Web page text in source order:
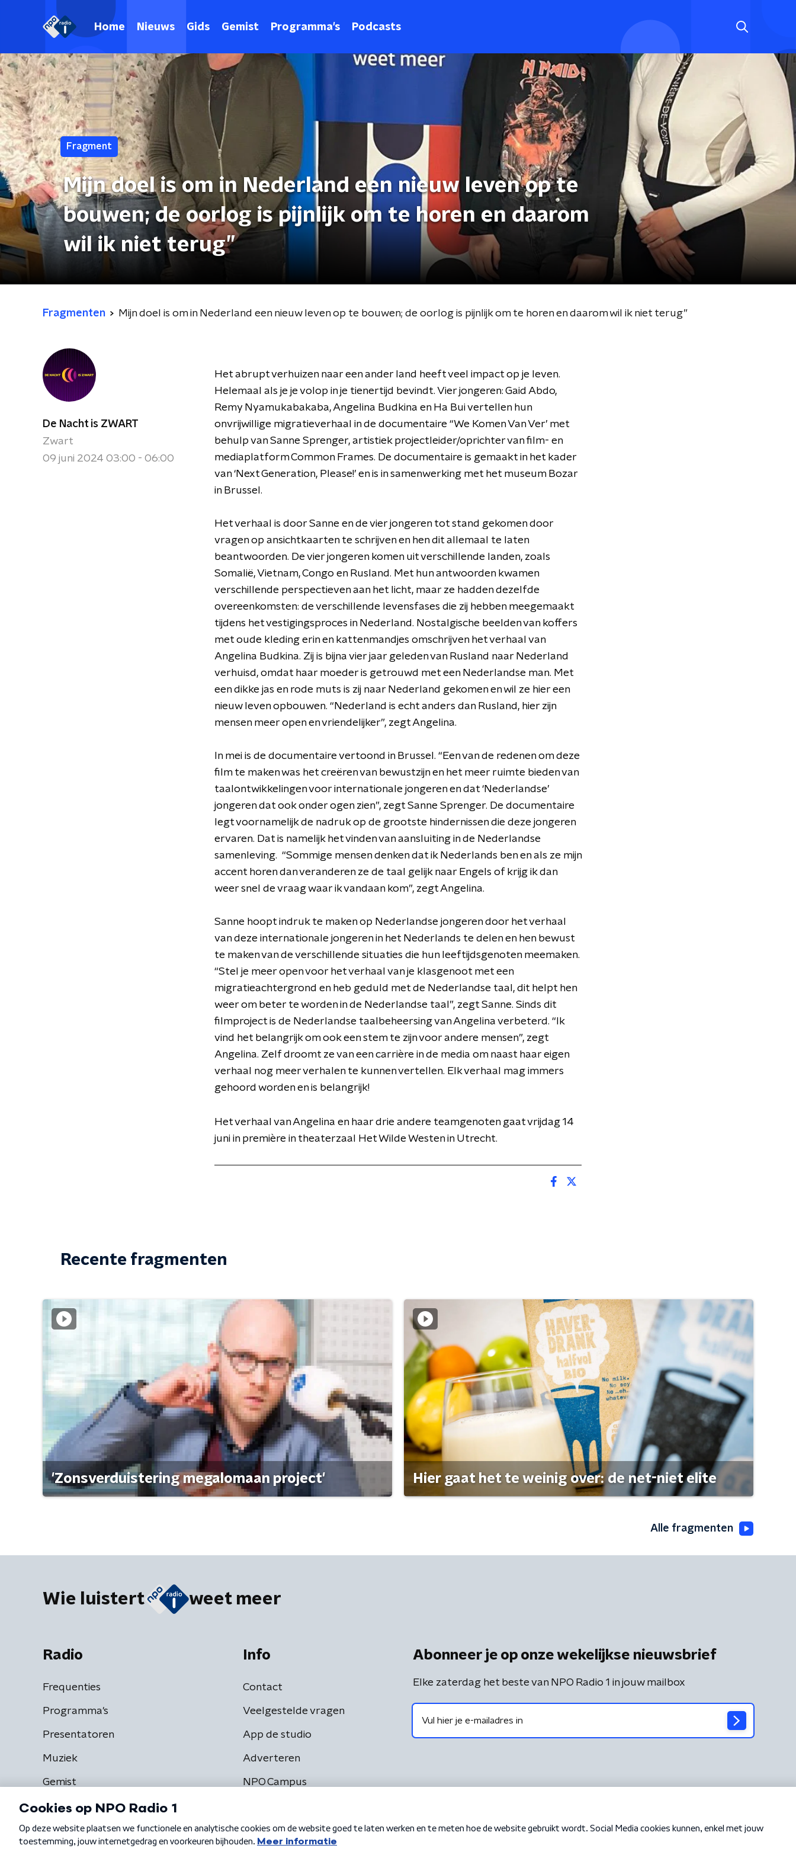
Home Nieuws Gids Gemist Programma's Podcasts
Fragment
Mijn doel is om in Nederland een nieuw leven op te
bouwen; de oorlog is pijnlijk om te horen en daarom
wil ik niet terug”
Fragmenten Mijn doel is om in Nederland een nieuw leven op te bouwen; de oorlog is pijnlijk om te horen en daarom wil ik niet terug”
De Nacht is ZWART
Zwart
09 juni 2024 03:00 - 06:00
Het abrupt verhuizen naar een ander land heeft veel impact op je leven.
Helemaal als je je volop in je tienertijd bevindt. Vier jongeren: Gaid Abdo,
Remy Nyamukabakaba, Angelina Budkina en Ha Bui vertellen hun
onvrijwillige migratieverhaal in de documentaire “We Komen Van Ver’ met
behulp van Sanne Sprenger, artistiek projectleider/oprichter van film- en
mediaplatform Common Frames. De documentaire is gemaakt in het kader
van ‘Next Generation, Please!’ en is in samenwerking met het museum Bozar
in Brussel.
Het verhaal is door Sanne en de vier jongeren tot stand gekomen door
vragen op ansichtkaarten te schrijven en hen dit allemaal te laten
beantwoorden. De vier jongeren komen uit verschillende landen, zoals
Somalië, Vietnam, Congo en Rusland. Met hun antwoorden kwamen
verschillende perspectieven aan het licht, maar ze hadden dezelfde
overeenkomsten: de verschillende levensfases die zij hebben meegemaakt
tijdens het vestigingsproces in Nederland. Nostalgische beelden van koffers
met oude kleding erin en kattenmandjes omschrijven het verhaal van
Angelina Budkina. Zij is bijna vier jaar geleden van Rusland naar Nederland
verhuisd, omdat haar moeder is getrouwd met een Nederlandse man. Met
een dikke jas en rode muts is zij naar Nederland gekomen en wil ze hier een
nieuw leven opbouwen. “Nederland is echt anders dan Rusland, hier zijn
mensen meer open en vriendelijker”, zegt Angelina.
In mei is de documentaire vertoond in Brussel. “Een van de redenen om deze
film te maken was het creëren van bewustzijn en het meer ruimte bieden van
taalontwikkelingen voor internationale jongeren en dat ‘Nederlandse’
jongeren dat ook onder ogen zien”, zegt Sanne Sprenger. De documentaire
legt voornamelijk de nadruk op de grootste hindernissen die deze jongeren
ervaren. Dat is namelijk het vinden van aansluiting in de Nederlandse
samenleving. “Sommige mensen denken dat ik Nederlands ben en als ze mijn
accent horen dan veranderen ze de taal gelijk naar Engels of krijg ik dan
weer snel de vraag waar ik vandaan kom”, zegt Angelina.
Sanne hoopt indruk te maken op Nederlandse jongeren door het verhaal
van deze internationale jongeren in het Nederlands te delen en hen bewust
te maken van de verschillende situaties die hun leeftijdsgenoten meemaken.
“Stel je meer open voor het verhaal van je klasgenoot met een
migratieachtergrond en heb geduld met de Nederlandse taal, dit helpt hen
weer om beter te worden in de Nederlandse taal”, zegt Sanne. Sinds dit
filmproject is de Nederlandse taalbeheersing van Angelina verbeterd. “Ik
vind het belangrijk om ook een stem te zijn voor andere mensen”, zegt
Angelina. Zelf droomt ze van een carrière in de media om naast haar eigen
verhaal nog meer verhalen te kunnen vertellen. Elk verhaal mag immers
gehoord worden en is belangrijk!
Het verhaal van Angelina en haar drie andere teamgenoten gaat vrijdag 14
juni in première in theaterzaal Het Wilde Westen in Utrecht.
Recente fragmenten
'Zonsverduistering megalomaan project' Hier gaat het te weinig over: de net-niet elite
Alle fragmenten
Wie luistert weet meer
Radio
Frequenties
Programma's
Presentatoren
Muziek
Gemist
Info
Contact
Veelgestelde vragen
App de studio
Adverteren
NPO Campus
Abonneer je op onze wekelijkse nieuwsbrief
Elke zaterdag het beste van NPO Radio 1 in jouw mailbox
Algemene voorwaarden Privacybeleid